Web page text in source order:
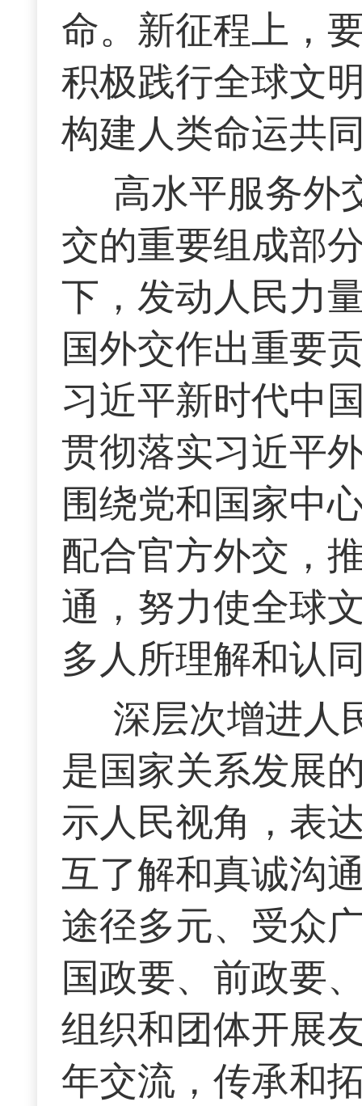
命。新征程上，
积极践行全球文
构建人类命运共
高水平服务外
交的重要组成部
下，发动人民力
国外交作出重要
习近平新时代中
贯彻落实习近平
围绕党和国家中
配合官方外交，
通，努力使全球
多人所理解和认
深层次增进人
是国家关系发展
示人民视角，表
互了解和真诚沟
途径多元、受众
国政要、前政要
组织和团体开展
年交流，传承和